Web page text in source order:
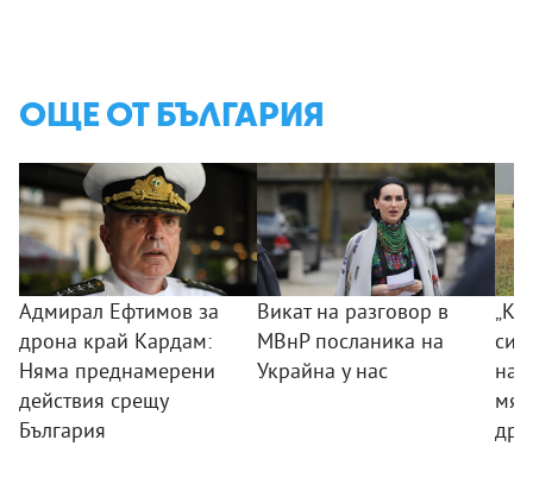
ОЩЕ ОТ БЪЛГАРИЯ
Адмирал Ефтимов за
дрона край Кардам:
Няма преднамерени
действия срещу
България
Викат на разговор в
МВнР посланика на
Украйна у нас
на